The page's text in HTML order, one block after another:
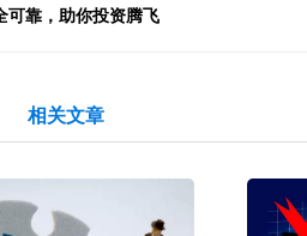
可靠，助你投资腾飞
相关文章